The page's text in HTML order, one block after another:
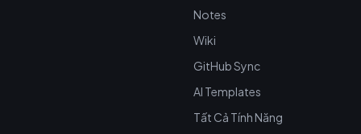
Notes
Wiki
GitHub Sync
AI Templates
Tất Cả Tính Năng